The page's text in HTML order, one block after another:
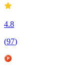
4.8
(97)